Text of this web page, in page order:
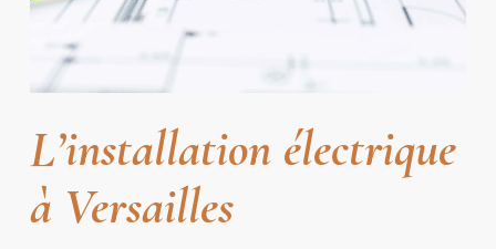
L’installation électrique
à Versailles